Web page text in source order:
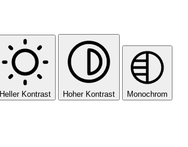
Heller Kontrast Hoher Kontrast Monochrom